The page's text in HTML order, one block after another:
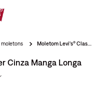
Moletom Levi's® Classic Sweater Cinza Manga Longa
Cinza Manga Longa